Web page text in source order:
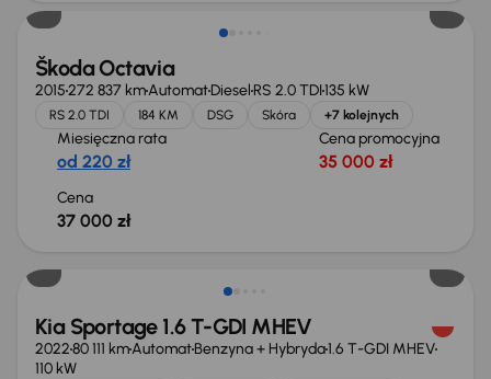
Škoda Octavia
2015272 837 kmAutomatDiesel RS 2.0 TDI135 kW
RS 2.0 TDI 184 KM DSG Skóra +7 kolejnych
Miesięczna rata
od 220 zł
Cena promocyjna
35 000 zł
Cena
37 000 zł
Kia Sportage 1.6 T-GDI MHEV
202280 111 kmAutomatBenzyna + Hybryda1.6 T-GDI MHEV
110 kW